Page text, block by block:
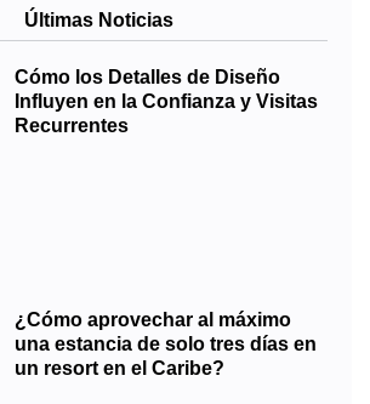
Últimas Noticias
Cómo los Detalles de Diseño
Influyen en la Confianza y Visitas
Recurrentes
¿Cómo aprovechar al máximo
una estancia de solo tres días en
un resort en el Caribe?